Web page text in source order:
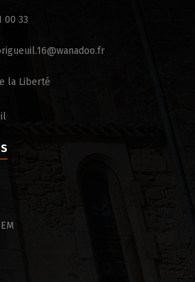
00 33
la Liberté